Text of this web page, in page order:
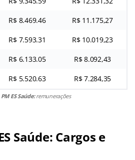
R$ 8.469.46 R$ 11.175,27
R$ 7.593.31 R$ 10.019,23
R$ 6.133.05 R$ 8.092,43
R$ 5.520.63 R$ 7.284,35
ES Saúde:remunerações
Saúde: Cargos e